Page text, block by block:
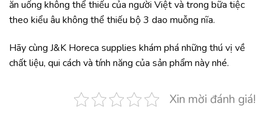
ăn uống không thể thiếu của người Việt và trong bữa tiệc
theo kiểu âu không thể thiếu bộ 3 dao muỗng nĩa.
Hãy cùng J&K Horeca supplies khám phá những thú vị về
chất liệu, qui cách và tính năng của sản phẩm này nhé.
Xin mời đánh giá!